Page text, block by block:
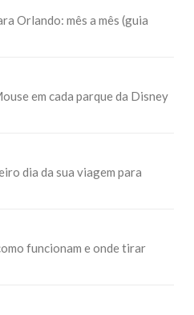
Orlando: mês a mês (guia
em cada parque da Disney
dia da sua viagem para
funcionam e onde tirar